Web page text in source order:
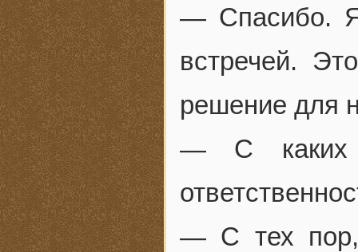
— Спасибо. Я
встречей.
решение для
— С каких
— С тех пор,